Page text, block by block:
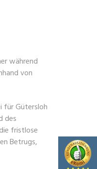
während
von
für Gütersloh
des
fristlose
Betrugs,